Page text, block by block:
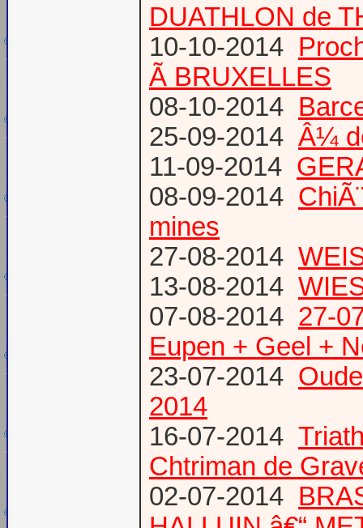
DUATHLON de
10-10-2014
Ã BRUXELLES
08-10-2014
25-09-2014 Â¼
11-09-2014
08-09-2014
mines
27-08-2014
13-08-2014
07-08-2014 27-
Eupen + Geel +
23-07-2014
2014
16-07-2014
Chtriman de
02-07-2014